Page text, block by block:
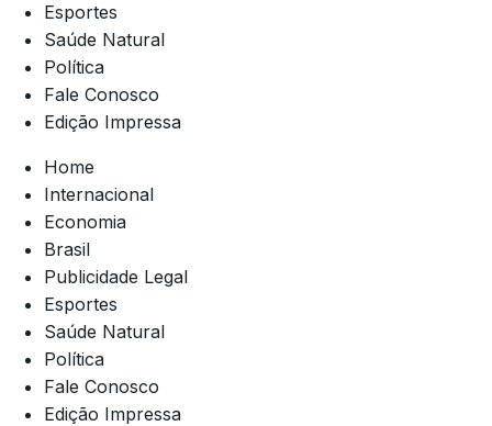
Esportes
Saúde Natural
Política
Fale Conosco
Edição Impressa
Home
Internacional
Economia
Brasil
Publicidade Legal
Esportes
Saúde Natural
Política
Fale Conosco
Edição Impressa